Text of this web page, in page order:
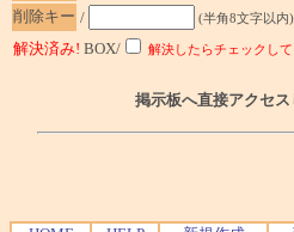
削除キー / (半角8文字以内)
解決済み! BOX/ 解決したらチェックし
掲示板へ直接アクセス